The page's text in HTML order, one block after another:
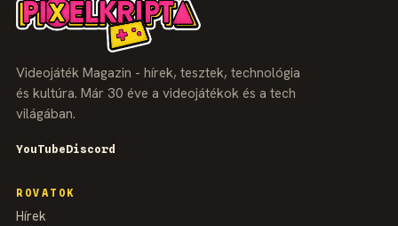
Videojáték Magazin - hírek, tesztek, technológia
és kultúra. Már 30 éve a videojátékok és a tech
világában.
YouTubeDiscord
ROVATOK
Hírek